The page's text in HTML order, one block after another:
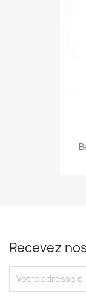
Recevez